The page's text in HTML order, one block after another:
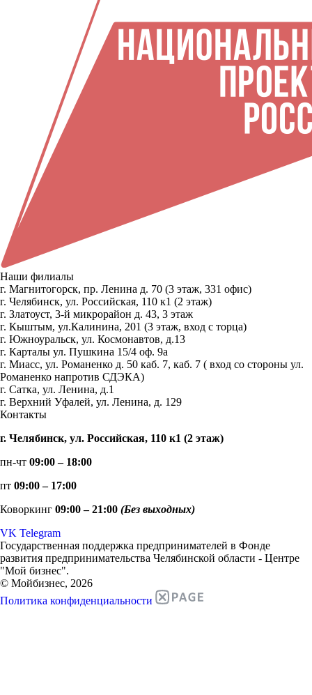
Наши филиалы
г. Магнитогорск, пр. Ленина д. 70 (3 этаж, 331 офис)
г. Челябинск, ул. Российская, 110 к1 (2 этаж)
г. Златоуст, 3-й микрорайон д. 43, 3 этаж
г. Кыштым, ул.Калинина, 201 (3 этаж, вход с торца)
г. Южноуральск, ул. Космонавтов, д.13
г. Карталы ул. Пушкина 15/4 оф. 9а
г. Миасс, ул. Романенко д. 50 каб. 7, каб. 7 ( вход со стороны ул.
Романенко напротив СДЭКА)
г. Сатка, ул. Ленина, д.1
г. Верхний Уфалей, ул. Ленина, д. 129
Контакты
г. Челябинск, ул. Российская, 110 к1 (2 этаж)
пн-чт 09:00 – 18:00
пт 09:00 – 17:00
Коворкинг 09:00 – 21:00 (Без выходных)
VK Telegram
Государственная поддержка предпринимателей в Фонде
развития предпринимательства Челябинской области - Центре
"Мой бизнес".
© Мойбизнес, 2026
Политика конфиденциальности